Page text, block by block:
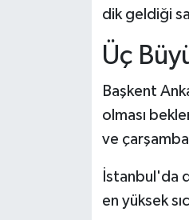
dik geldiği
Üç
Başkent
olması
ve
İstanbul'da
en yüksek